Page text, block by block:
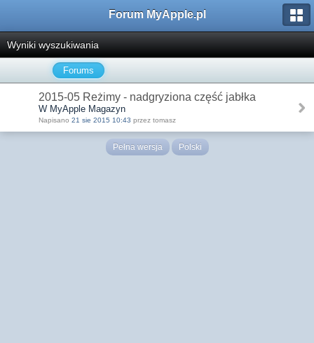
Forum MyApple.pl
Wyniki wyszukiwania
Forums
2015-05 Reżimy - nadgryziona część jabłka
W MyApple Magazyn
Napisano 21 sie 2015 10:43 przez tomasz
Pełna wersja Polski